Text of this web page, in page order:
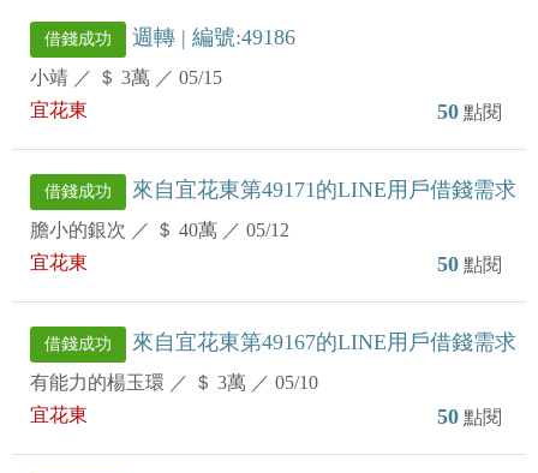
借錢成功 週轉 | 編號:49186
小靖 ／ ＄ 3萬 ／ 05/15
宜花東
50 點閱
借錢成功 來自宜花東第49171的LINE用戶借錢需求
膽小的銀次 ／ ＄ 40萬 ／ 05/12
宜花東
50 點閱
借錢成功 來自宜花東第49167的LINE用戶借錢需求
有能力的楊玉環 ／ ＄ 3萬 ／ 05/10
宜花東
50 點閱